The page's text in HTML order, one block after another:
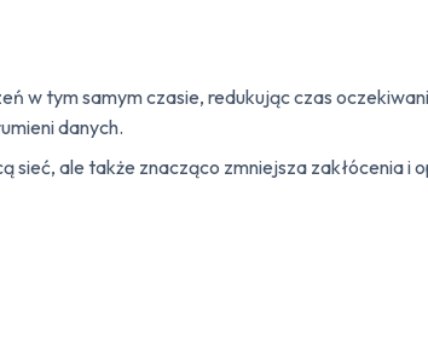
w tym samym czasie, redukując czas
danych.
ale także znacząco zmniejsza zakłócenia i